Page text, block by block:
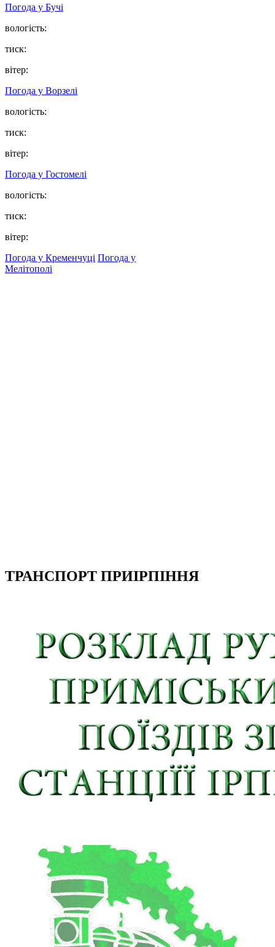
Погода у Бучі
вологість:
тиск:
вітер:
Погода у Ворзелі
вологість:
тиск:
вітер:
Погода у Гостомелі
вологість:
тиск:
вітер:
Погода у Кременчуці Погода у
Мелітополі
ТРАНСПОРТ ПРИІРПІННЯ